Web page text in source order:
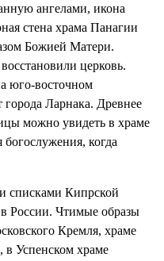
ангелами, икона
стена храма Панагии
Божией Матери.
церковь.
юго-восточном
Ларнака. Древнее
можно увидеть в храме
когда
списками Кипрской
России. Чтимые образы
Кремля, храме
в Успенском храме